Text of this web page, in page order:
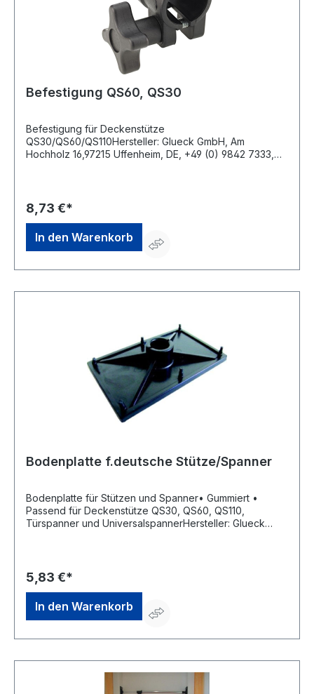
Befestigung QS60, QS30
Befestigung für Deckenstütze
QS30/QS60/QS110Hersteller: Glueck GmbH, Am
Hochholz 16,97215 Uffenheim, DE, +49 (0) 9842 7333,
8,73 €*
In den Warenkorb
Bodenplatte f.deutsche Stütze/Spanner
Bodenplatte für Stützen und Spanner• Gummiert •
Passend für Deckenstütze QS30, QS60, QS110,
Türspanner und UniversalspannerHersteller: Glueck
5,83 €*
In den Warenkorb